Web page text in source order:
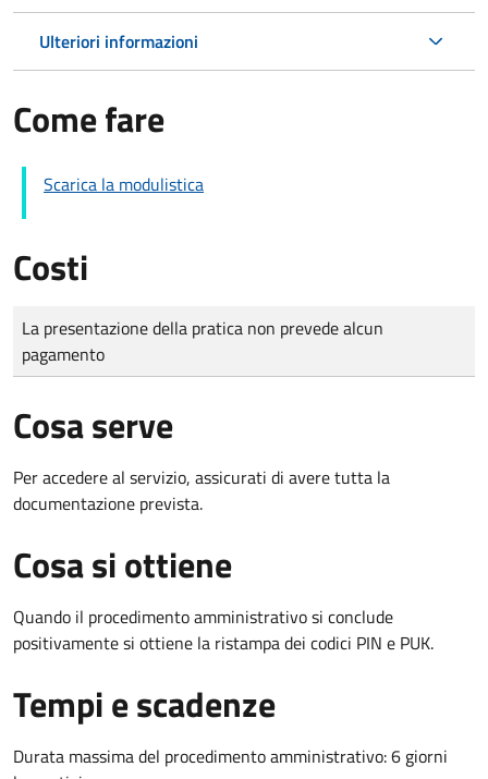
Ulteriori informazioni
Come fare
Scarica la modulistica
Costi
Tipo di pagamento
Importo
La presentazione della pratica non prevede alcun
pagamento
Cosa serve
Per accedere al servizio, assicurati di avere tutta la
documentazione prevista.
Cosa si ottiene
Quando il procedimento amministrativo si conclude
positivamente si ottiene la ristampa dei codici PIN e PUK.
Tempi e scadenze
Durata massima del procedimento amministrativo: 6 giorni